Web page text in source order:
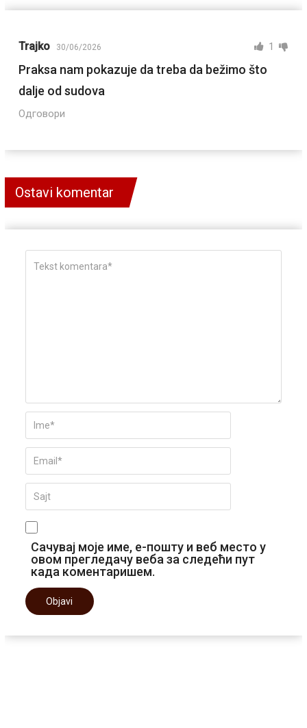
Trajko 30/06/2026 1
Praksa nam pokazuje da treba da bežimo što
dalje od sudova
Одговори
Ostavi komentar
Сачувај моје име, е-пошту и веб место у
овом прегледачу веба за следећи пут
када коментаришем.